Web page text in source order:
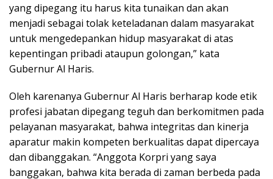
yang dipegang itu harus kita tunaikan dan akan
menjadi sebagai tolak keteladanan dalam masyarakat
untuk mengedepankan hidup masyarakat di atas
kepentingan pribadi ataupun golongan,” kata
Gubernur Al Haris.
Oleh karenanya Gubernur Al Haris berharap kode etik
profesi jabatan dipegang teguh dan berkomitmen pada
pelayanan masyarakat, bahwa integritas dan kinerja
aparatur makin kompeten berkualitas dapat dipercaya
dan dibanggakan. “Anggota Korpri yang saya
banggakan, bahwa kita berada di zaman berbeda pada